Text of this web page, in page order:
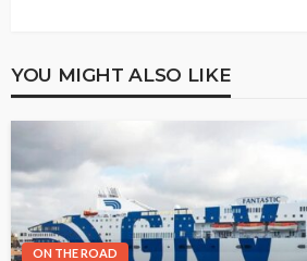
YOU MIGHT ALSO LIKE
ON THE ROAD